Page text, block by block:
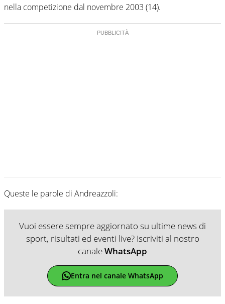
nella competizione dal novembre 2003 (14).
Queste le parole di Andreazzoli:
Vuoi essere sempre aggiornato su ultime news di
sport, risultati ed eventi live? Iscriviti al nostro
canaleWhatsApp
Entra nel canale WhatsApp